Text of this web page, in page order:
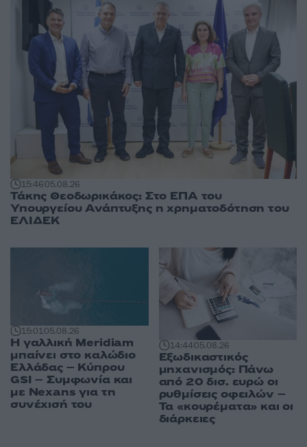
15:4605.08.26
Τάκης Θεοδωρικάκος: Στο ΕΠΑ του
Υπουργείου Ανάπτυξης η χρηματοδότηση του
ΕΛΙΔΕΚ
15:0105.08.26
Η γαλλική Meridiam
μπαίνει στο καλώδιο
Ελλάδας – Κύπρου
GSI – Συμφωνία και
με Nexans για τη
συνέχισή του
14:4405.08.26
Εξωδικαστικός
μηχανισμός: Πάνω
από 20 δισ. ευρώ οι
ρυθμίσεις οφειλών –
Τα «κουρέματα» και οι
διάρκειες